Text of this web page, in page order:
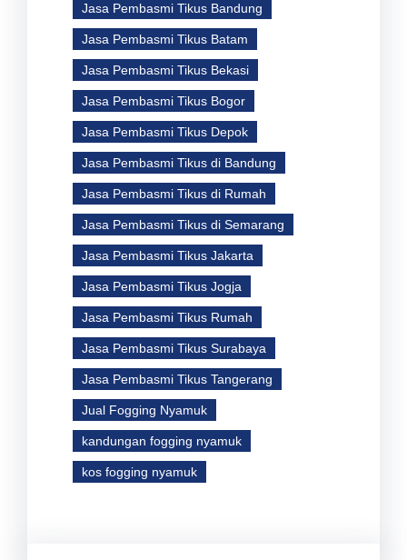
Jasa Pembasmi Tikus Bandung
Jasa Pembasmi Tikus Batam
Jasa Pembasmi Tikus Bekasi
Jasa Pembasmi Tikus Bogor
Jasa Pembasmi Tikus Depok
Jasa Pembasmi Tikus di Bandung
Jasa Pembasmi Tikus di Rumah
Jasa Pembasmi Tikus di Semarang
Jasa Pembasmi Tikus Jakarta
Jasa Pembasmi Tikus Jogja
Jasa Pembasmi Tikus Rumah
Jasa Pembasmi Tikus Surabaya
Jasa Pembasmi Tikus Tangerang
Jual Fogging Nyamuk
kandungan fogging nyamuk
kos fogging nyamuk